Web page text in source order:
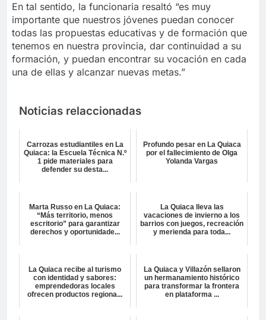
En tal sentido, la funcionaria resaltó “es muy
importante que nuestros jóvenes puedan conocer
todas las propuestas educativas y de formación que
tenemos en nuestra provincia, dar continuidad a su
formación, y puedan encontrar su vocación en cada
una de ellas y alcanzar nuevas metas.”
Noticias relaccionadas
Carrozas estudiantiles en La
Quiaca: la Escuela Técnica N.º
1 pide materiales para
defender su desta...
Profundo pesar en La Quiaca
por el fallecimiento de Olga
Yolanda Vargas
Marta Russo en La Quiaca:
“Más territorio, menos
escritorio” para garantizar
derechos y oportunidade...
La Quiaca lleva las
vacaciones de invierno a los
barrios con juegos, recreación
y merienda para toda...
La Quiaca recibe al turismo
con identidad y sabores:
emprendedoras locales
ofrecen productos regiona...
La Quiaca y Villazón sellaron
un hermanamiento histórico
para transformar la frontera
en plataforma ...